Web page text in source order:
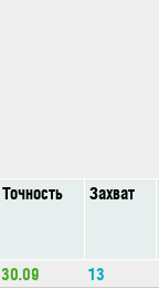
Точность Захват
30.09 13